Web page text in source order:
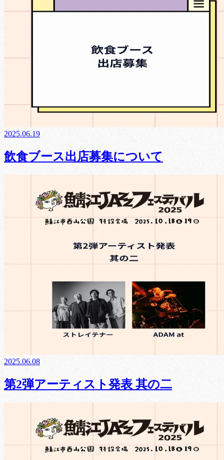
2025.06.19
飲食ブース出店募集について
2025.06.08
第2弾アーティスト発表 其の二